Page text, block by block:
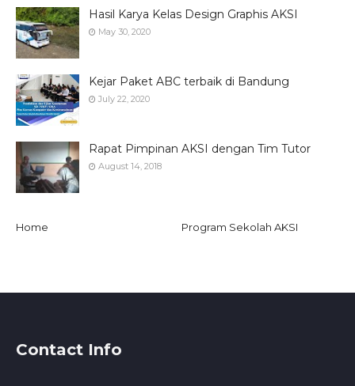
Hasil Karya Kelas Design Graphis AKSI
May 30, 2020
Kejar Paket ABC terbaik di Bandung
July 22, 2020
Rapat Pimpinan AKSI dengan Tim Tutor
August 14, 2018
Home Program Sekolah AKSI
Contact Info